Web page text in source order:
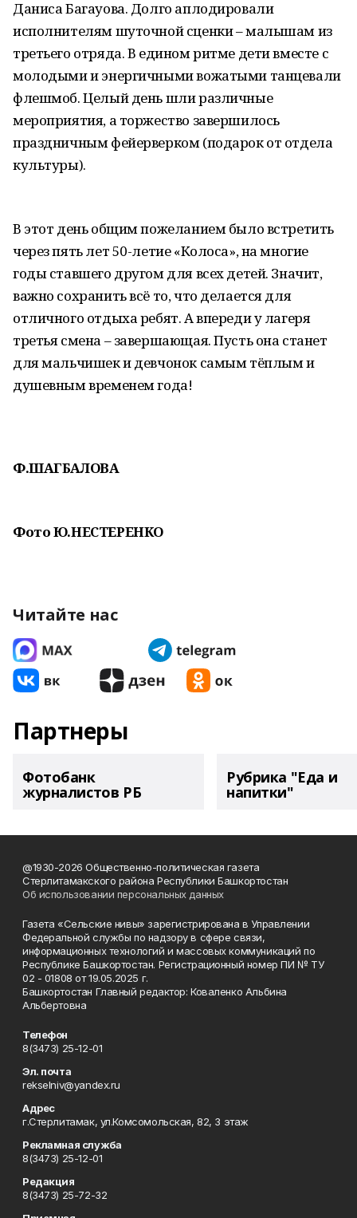
Даниса Багауова. Долго аплодировали
исполнителям шуточной сценки – малышам из
третьего отряда. В едином ритме дети вместе с
молодыми и энергичными вожатыми танцевали
флешмоб. Целый день шли различные
мероприятия, а торжество завершилось
праздничным фейерверком (подарок от отдела
культуры).
В этот день общим пожеланием было встретить
через пять лет 50-летие «Колоса», на многие
годы ставшего другом для всех детей. Значит,
важно сохранить всё то, что делается для
отличного отдыха ребят. А впереди у лагеря
третья смена – завершающая. Пусть она станет
для мальчишек и девчонок самым тёплым и
душевным временем года!
Ф.ШАГБАЛОВА
Фото Ю.НЕСТЕРЕНКО
Читайте нас
Партнеры
Фотобанк
журналистов РБ
Рубрика "Еда и
напитки"
@1930-2026 Общественно-политическая газета
Стерлитамакского района Республики Башкортостан
Об использовании персональных данных
Газета «Сельские нивы» зарегистрирована в Управлении
Федеральной службы по надзору в сфере связи,
информационных технологий и массовых коммуникаций по
Республике Башкортостан. Регистрационный номер ПИ № ТУ
02 - 01808 от 19.05.2025 г.
Башкортостан Главный редактор: Коваленко Альбина
Альбертовна
Телефон
8(3473) 25-12-01
Эл. почта
rekselniv@yandex.ru
Адрес
г.Стерлитамак, ул.Комсомольская, 82, 3 этаж
Рекламная служба
8(3473) 25-12-01
Редакция
8(3473) 25-72-32